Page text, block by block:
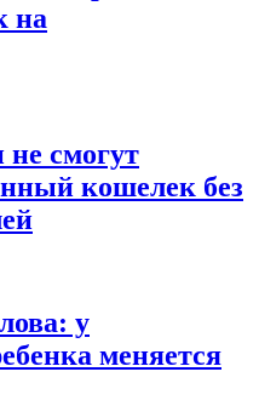
на
не смогут
кошелек без
у
меняется